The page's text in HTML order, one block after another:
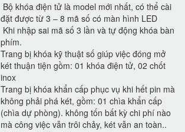
Bộ khóa điện tử là model mới nhất, có thể cài
đặt được từ 3 – 8 mã số có màn hình LED
Khi nhập sai mã số 3 lần và tự động khóa bàn
phím.
Trang bị khóa kỹ thuật số giúp việc đóng mở
két thuận tiện gồm: 01 khóa điện tử, 02 chốt
inox
Trang bị khóa khẩn cấp phục vụ khi hết pin mà
không phải phá két, gồm: 01 chìa khẩn cấp
(chìa dự phòng). không tốn bất kỳ chi phí nào
mà công việc vẫn trôi chảy, két vẫn an toàn..